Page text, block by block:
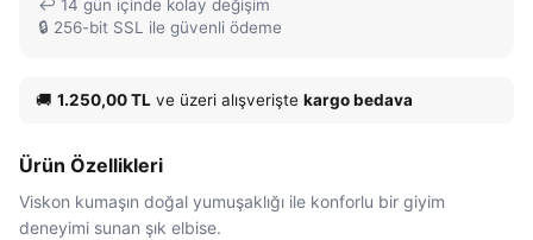
↩️ 14 gün içinde kolay değişim
🔒 256-bit SSL ile güvenli ödeme
🚚 1.250,00 TL ve üzeri alışverişte kargo bedava
Ürün Özellikleri
Viskon kumaşın doğal yumuşaklığı ile konforlu bir giyim
deneyimi sunan şık elbise.